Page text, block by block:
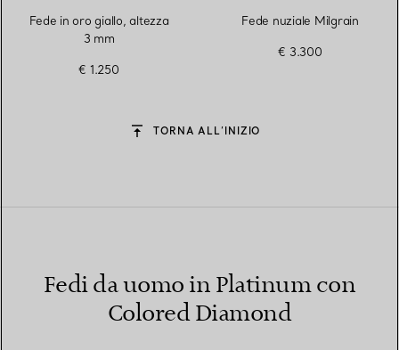
Fede in oro giallo, altezza
3 mm
€ 1.250
Fede nuziale Milgrain
€ 3.300
TORNA ALL’INIZIO
Fedi da uomo in Platinum con
Colored Diamond